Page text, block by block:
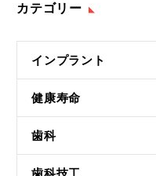
カテゴリー
インプラント
健康寿命
歯科